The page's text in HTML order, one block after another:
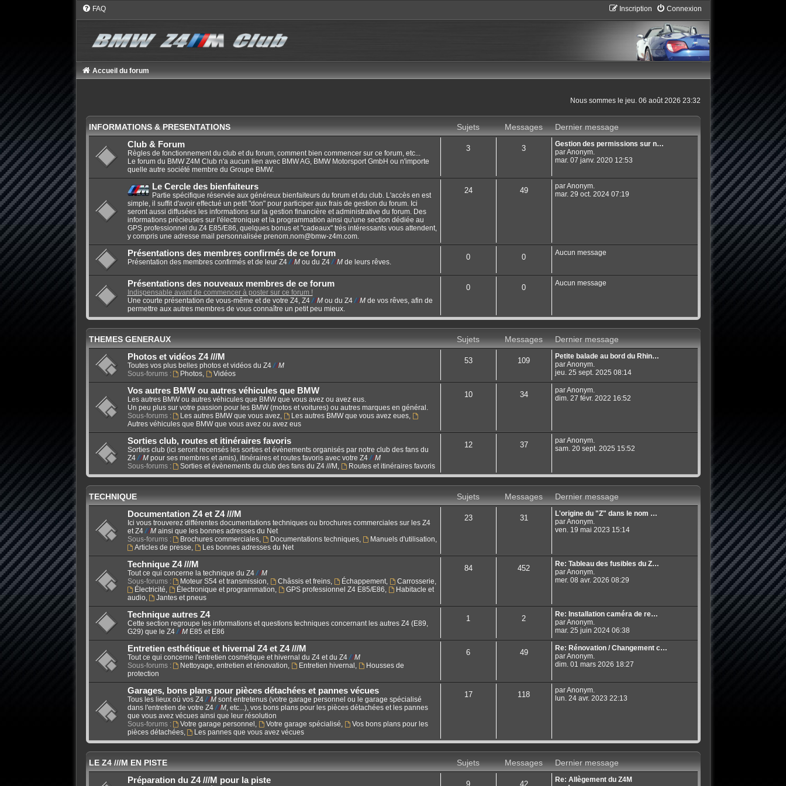
FAQ Connexion
Inscription
Accueil du forum
Nous sommes le jeu. 06 août 2026 23:32
INFORMATIONS & PRESENTATIONS Sujets Messages
Dernier message
Club & Forum
Règles de fonctionnement du club et du forum, comment bien commencer sur ce forum, etc...
Le forum du BMW Z4M Club n'a aucun lien avec BMW AG, BMW Motorsport GmbH ou n'importe
quelle autre société membre du Groupe BMW.
3 3
Gestion des permissions sur n…
par Anonym.
mar. 07 janv. 2020 12:53
Le Cercle des bienfaiteurs
Partie spécifique réservée aux généreux bienfaiteurs du forum et du club. L'accès en est
simple, il suffit d'avoir effectué un petit "don" pour participer aux frais de gestion du forum. Ici
seront aussi diffusées les informations sur la gestion financière et administrative du forum. Des
informations précieuses sur l'électronique et la programmation ainsi qu'une section dédiée au
GPS professionnel du Z4 E85/E86, quelques bonus et "cadeaux" très intéressants vous attendent,
y compris une adresse mail personnalisée prenom.nom@bmw-z4m.com.
24 49
par Anonym.
mar. 29 oct. 2024 07:19
Présentations des membres confirmés de ce forum
Présentation des membres confirmés et de leur Z4 ///Mou du Z4 ///Mde leurs rêves.
0 0 Aucun message
Présentations des nouveaux membres de ce forum
Indispensable avant de commencer à poster sur ce forum !
Une courte présentation de vous-même et de votre Z4, Z4 ///Mou du Z4 ///Mde vos rêves, afin de
permettre aux autres membres de vous connaître un petit peu mieux.
0 0 Aucun message
THEMES GENERAUX Sujets Messages
Dernier message
Photos et vidéos Z4 ///M
Toutes vos plus belles photos et vidéos du Z4 ///M
Sous-forums :
Photos Vidéos
53 109
Petite balade au bord du Rhin…
par Anonym.
jeu. 25 sept. 2025 08:14
Vos autres BMW ou autres véhicules que BMW
Les autres BMW ou autres véhicules que BMW que vous avez ou avez eus.
Un peu plus sur votre passion pour les BMW (motos et voitures) ou autres marques en général.
Sous-forums :
Les autres BMW que vous avez Les autres BMW que vous avez eues
Autres véhicules que BMW que vous avez ou avez eus
10 34
par Anonym.
dim. 27 févr. 2022 16:52
Sorties club, routes et itinéraires favoris
Sorties club (ici seront recensés les sorties et évènements organisés par notre club des fans du
Z4 ///Mpour ses membres et amis), itinéraires et routes favoris avec votre Z4 ///M
Sous-forums :
Sorties et évènements du club des fans du Z4 ///M Routes et itinéraires favoris
12 37
par Anonym.
sam. 20 sept. 2025 15:52
TECHNIQUE Sujets Messages
Dernier message
Documentation Z4 et Z4 ///M
Ici vous trouverez différentes documentations techniques ou brochures commerciales sur les Z4
et Z4 ///Mainsi que les bonnes adresses du Net
Sous-forums :
Brochures commerciales Documentations techniques Manuels d'utilisation
Articles de presse
Les bonnes adresses du Net
23 31
L'origine du "Z" dans le nom …
par Anonym.
ven. 19 mai 2023 15:14
Technique Z4 ///M
Tout ce qui concerne la technique du Z4 ///M
Sous-forums :
Moteur S54 et transmission Châssis et freins Échappement Carrosserie
Électricité
Électronique et programmation GPS professionnel Z4 E85/E86
Habitacle et
audio, Jantes et pneus
84 452
Re: Tableau des fusibles du Z…
par Anonym.
mer. 08 avr. 2026 08:29
Technique autres Z4
Cette section regroupe les informations et questions techniques concernant les autres Z4 (E89,
G29) que le Z4 ///ME85 et E86
1 2
Re: Installation caméra de re…
par Anonym.
mar. 25 juin 2024 06:38
Entretien esthétique et hivernal Z4 et Z4 ///M
Tout ce qui concerne l'entretien cosmétique et hivernal du Z4 et du Z4 ///M
Sous-forums :
Nettoyage, entretien et rénovation Entretien hivernal
Housses de
protection
6 49
Re: Rénovation / Changement c…
par Anonym.
dim. 01 mars 2026 18:27
Garages, bons plans pour pièces détachées et pannes vécues
Tous les lieux où vos Z4 ///Msont entretenus (votre garage personnel ou le garage spécialisé
dans l'entretien de votre Z4 ///M, etc...), vos bons plans pour les pièces détachées et les pannes
que vous avez vécues ainsi que leur résolution
Sous-forums :
Votre garage personnel Votre garage spécialisé
Vos bons plans pour les
pièces détachées, Les pannes que vous avez vécues
17 118
par Anonym.
lun. 24 avr. 2023 22:13
LE Z4 ///M EN PISTE Sujets Messages
Dernier message
Préparation du Z4 ///M pour la piste
9 42
Re: Allègement du Z4M